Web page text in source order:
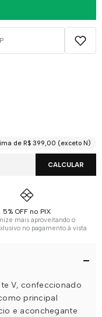
de R$ 399,00 (exceto N)
CALCULAR
5% OFF no PIX
mais aproveitando o
no pagamento à vista
V, confeccionado
principal
e aconchegante